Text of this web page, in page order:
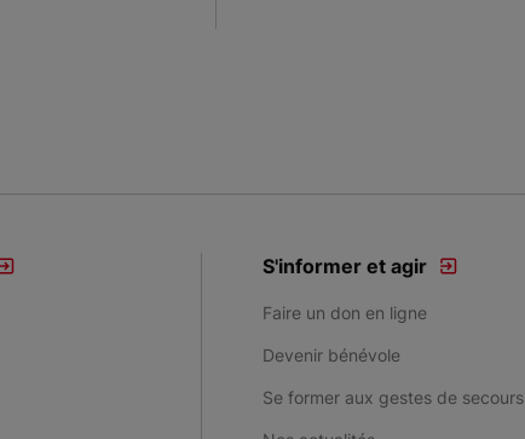
S'informer et agir
Faire un don en ligne
Devenir bénévole
Se former aux gestes de secours